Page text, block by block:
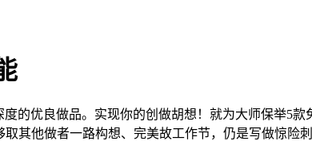
优良做品。实现你的创做胡想！就为大师保举5款
其他做者一路构想、完美故工作节，仍是写做惊险